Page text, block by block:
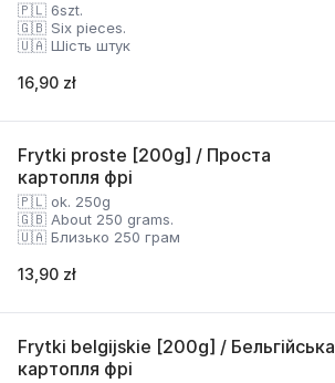
🇵🇱 6szt.
🇬🇧 Six pieces.
🇺🇦 Шість штук
16,90 zł
Frytki proste [200g] / Проста
картопля фрі
🇵🇱 ok. 250g
🇬🇧 About 250 grams.
🇺🇦 Близько 250 грам
13,90 zł
Frytki belgijskie [200g] / Бельгійська
картопля фрі